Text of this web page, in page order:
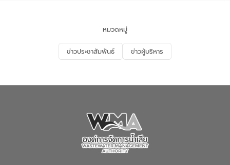
จัดการน้ำเสียและสร้างจิตสำนึกในการ
อนุรักษ์สิ่งแวดล้อม ในหัวข้อ “น้ำเสียชุมชน
และการบำบัดน้ำเสียเบื้องต้น” โดยให้ความรู้
เกี่ยวกับสาเหตุและผลกระทบของน้ำเสีย
ณ เทศบาลตำบลบางเลน จังหวัดนครปฐม
หมวดหมู่
ข่าวประชาสัมพันธ์ ข่าวผู้บริหาร